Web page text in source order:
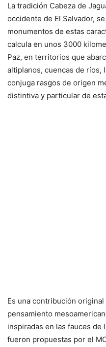
La tradición Cabeza de
occidente de El Salvador,
monumentos de estas
calcula en unos 3000
Paz, en territorios que
altiplanos, cuencas de ríos,
conjuga rasgos de origen
distintiva y particular de
Es una contribución
pensamiento
inspiradas en las fauces de
fueron propuestas por el